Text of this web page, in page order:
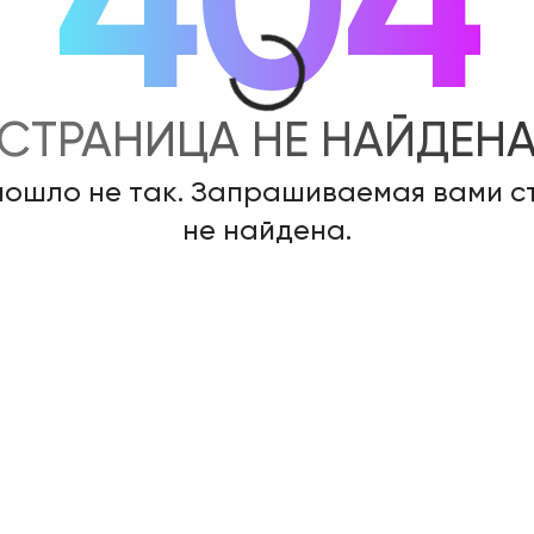
НЕ
не так. Запрашиваемая вами
не найдена.